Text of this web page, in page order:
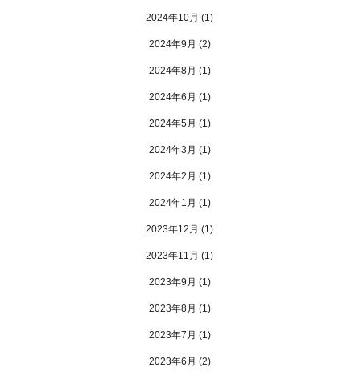
2024年10月 (1)
2024年9月 (2)
2024年8月 (1)
2024年6月 (1)
2024年5月 (1)
2024年3月 (1)
2024年2月 (1)
2024年1月 (1)
2023年12月 (1)
2023年11月 (1)
2023年9月 (1)
2023年8月 (1)
2023年7月 (1)
2023年6月 (2)